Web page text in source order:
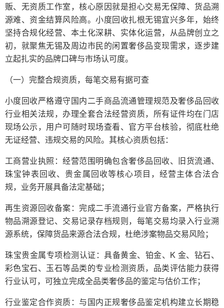
贩、无资质工作室，核心原因就是担心交易无保障、货品溯
源难、资金结算风险高。小度回收扎根无锡宜兴多年，始终
坚持合规化经营、本土化深耕、实体化运营，从品牌创立之
初，就聚焦无锡及周边市民的闲置奢侈品变现需求，逐步建
立起扎实的品牌口碑与市场认可度。
（一）完整合规资质，每笔交易有据可查
小度回收严格遵守国内二手商品流通管理规范及奢侈品回收
行业相关法规，办理全套合法经营资质，所有证件均在门店
现场公示，用户可随时现场查看、官方平台核验，彻底杜绝
无证经营、违规交易的风险。其核心资质包括：
工商营业执照：经营范围明确包含奢侈品回收、旧货流通、
珠宝钟表回收、贵金属回收等核心项目，经营主体合法合
规，业务开展具备法定基础；
再生资源回收备案：完成二手流通行业官方备案，严格执行
物品溯源登记、交易记录存档规则，每笔交易均录入行业溯
源系统，保障货品来源合法合规，杜绝涉案物品交易风险；
珠宝贵金属专项检测认证：具备黄金、铂金、K 金、钻石、
彩色宝石、玉石等品类的专业检测资质，品类评估能力获得
行业认可，可独立完成全品类奢侈品的鉴定与估价工作；
行业鉴定合作资质：与国内正规奢侈品鉴定机构建立长期稳